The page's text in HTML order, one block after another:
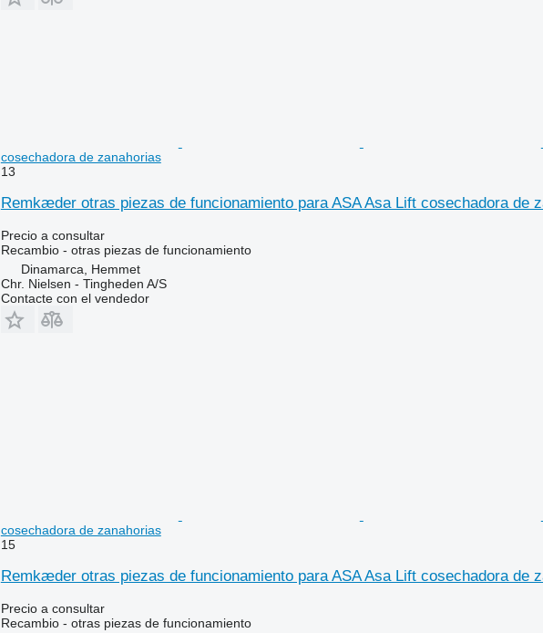
cosechadora de zanahorias
13
Remkæder otras piezas de funcionamiento para ASA Asa Lift cosechadora de
Precio a consultar
Recambio - otras piezas de funcionamiento
Dinamarca, Hemmet
Chr. Nielsen - Tingheden A/S
Contacte con el vendedor
cosechadora de zanahorias
15
Remkæder otras piezas de funcionamiento para ASA Asa Lift cosechadora de
Precio a consultar
Recambio - otras piezas de funcionamiento